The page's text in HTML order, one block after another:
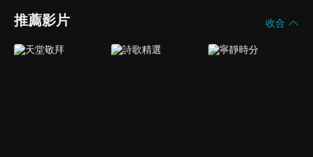
推薦影片 收合